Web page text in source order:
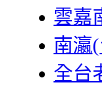
雲嘉
南瀛
全台